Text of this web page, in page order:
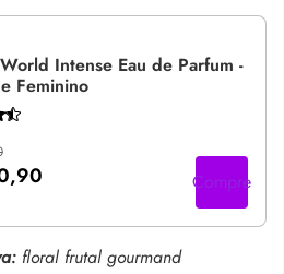
Intense Eau de Parfum -
Feminino
Compre
floral frutal gourmand